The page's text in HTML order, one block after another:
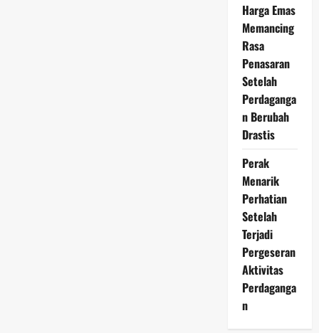
Harga Emas
Memancing
Rasa
Penasaran
Setelah
Perdaganga
n Berubah
Drastis
Perak
Menarik
Perhatian
Setelah
Terjadi
Pergeseran
Aktivitas
Perdaganga
n